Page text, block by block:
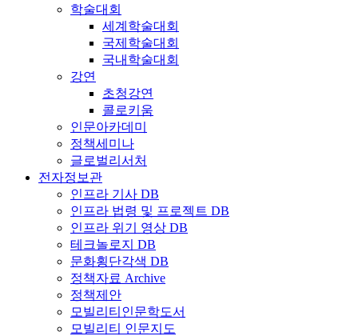
학술대회
세계학술대회
국제학술대회
국내학술대회
강연
초청강연
콜로키움
인문아카데미
정책세미나
글로벌리서처
전자정보관
인프라 기사 DB
인프라 법령 및 프로젝트 DB
인프라 위기 영상 DB
테크놀로지 DB
문화횡단각색 DB
정책자료 Archive
정책제안
모빌리티인문학도서
모빌리티 인문지도